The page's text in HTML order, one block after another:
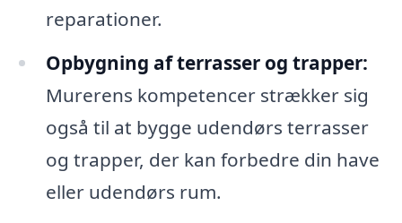
reparationer.
Opbygning af terrasser og trapper:
Murerens kompetencer strækker sig
også til at bygge udendørs terrasser
og trapper, der kan forbedre din have
eller udendørs rum.